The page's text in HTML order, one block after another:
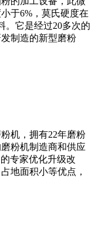
于6%，莫氏硬度在
。它是经过20多次的
制造的新型磨粉
机，拥有22年磨粉
粉机制造商和供应
专家优化升级改
地面积小等优点，